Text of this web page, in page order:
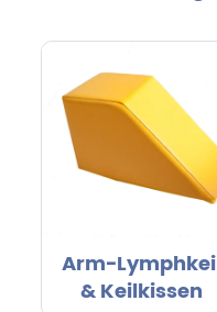
Arm-Lymphkeil
& Keilkissen